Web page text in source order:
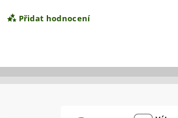
Přidat hodnocení